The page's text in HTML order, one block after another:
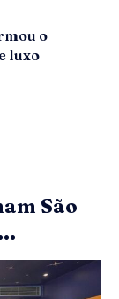
o
luxo
São